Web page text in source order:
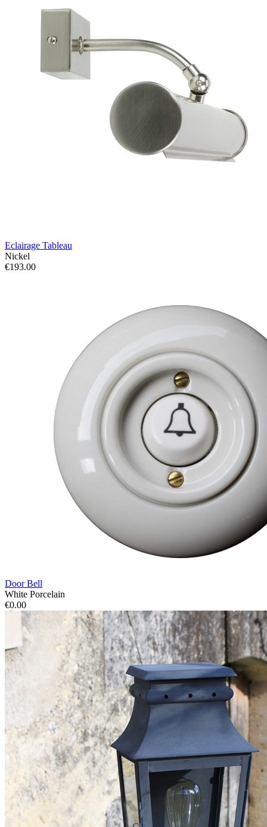
Eclairage Tableau
Nickel
€193.00
Door Bell
White Porcelain
€0.00